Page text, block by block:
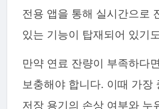
전용 앱을 통해 실시간으로
있는 기능이 탑재되어 있기
만약 연료 잔량이 부족하다
보충해야 합니다. 이때 가장
저장 용기의 손상 여부와 누